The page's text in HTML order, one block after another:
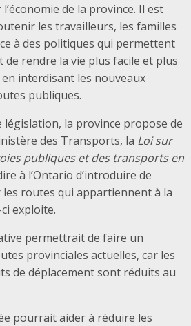
de la province. Il est
les travailleurs, les familles
à des politiques qui permettent
de rendre la vie plus facile et plus
interdisant les nouveaux
publiques.
législation, la province propose de
des Transports, la Loi sur
publiques et des transports en
à l’Ontario d’introduire de
routes qui appartiennent à la
exploite.
permettrait de faire un
provinciales actuelles, car les
de déplacement sont réduits au
pourrait aider à réduire les